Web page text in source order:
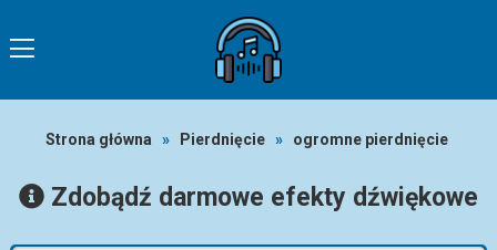
Strona główna » Pierdnięcie » ogromne pierdnięcie
Zdobądź darmowe efekty dźwiękowe